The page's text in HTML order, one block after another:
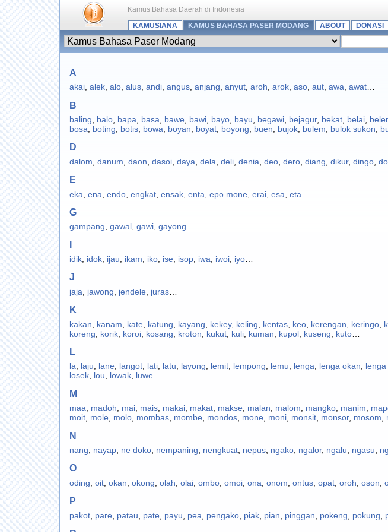
Kamus Bahasa Daerah di Indonesia
KAMUSIANA
KAMUS BAHASA PASER MODANG ABOUT DONASI
A
akai, alek, alo, alus, andi, angus, anjang anyut, aroh arok, aso, aut, awa awat…
B
baling balo, bapa basa bawe, bawi, bayo, bayu begawi, bejagur, bekat, belai,
bosa
boting botis, bowa boyan boyat, boyong buen bujok, bulem bulok sukon
D
dalom danum daon dasoi, daya dela deli, denia deo, dero, diang dikur, dingo,
E
eka ena endo, engkat, ensak, enta epo mone, erai, esa eta
G
gampang, gawal, gawi, gayong…
idik, idok, ijau ikam iko, ise, isop, iwa iwoi, iyo…
J
jaja jawong jendele, juras…
K
kakan kanam kate, katung kayang kekey, keling kentas, keo, kerengan keringo,
koreng
korik, koroi, kosang kroton kukut, kuli, kuman kupol, kuseng kuto…
L
la, laju, lane, langot, lati, latu, layong, lemit, lempong, lemu, lenga, lenga okan,
losek, lou, lowak, luwe…
M
maa, madoh, mai, mais, makai, makat, makse, malan, malom, mangko, manim,
moit, mole, molo, mombas, mombe, mondos, mone, moni, monsit, monsor, mosom,
N
nang nayap, ne doko, nempaning nengkuat, nepus, ngako, ngalor, ngalu ngasu
O
oding oit, okan okong olah olai, ombo, omoi, ona onom ontus, opat, oroh oson
P
pakot, pare, patau pate, payu pea pengako, piak, pian pinggan pokeng pokung